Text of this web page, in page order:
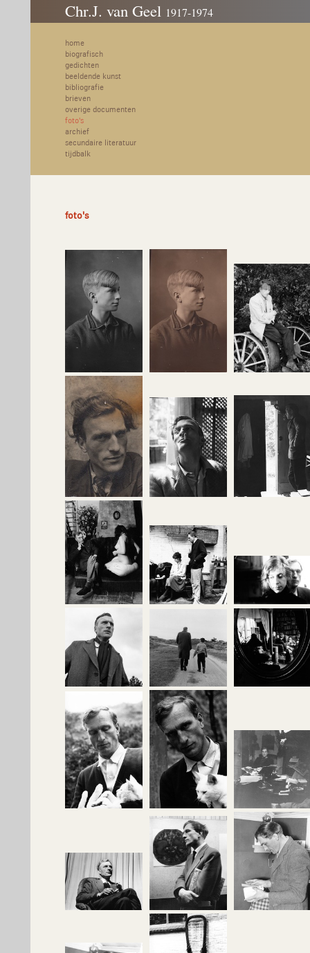
Chr.J. van Geel 1917-1974
home
biografisch
gedichten
beeldende kunst
bibliografie
brieven
overige documenten
foto's
archief
secundaire literatuur
tijdbalk
foto's